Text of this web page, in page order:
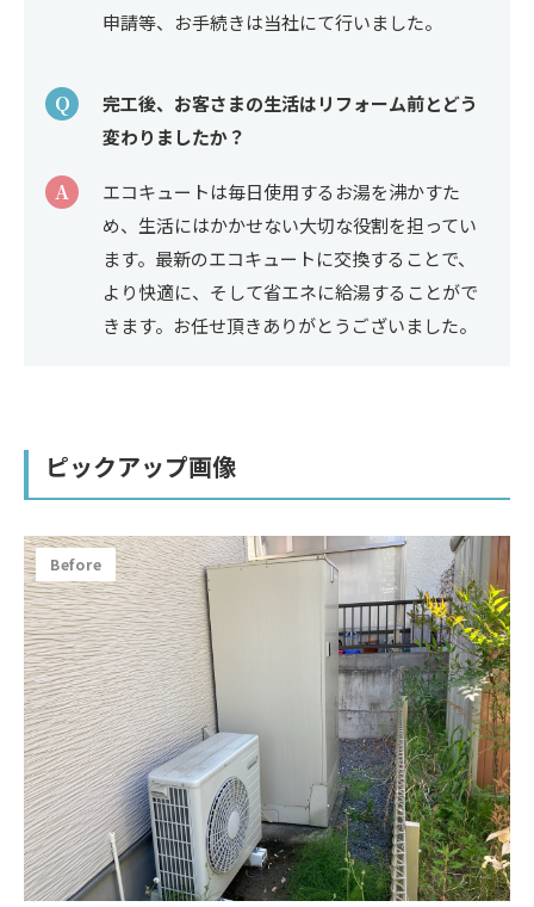
申請等、お手続きは当社にて行いました。
Q
完工後、お客さまの生活はリフォーム前とどう
変わりましたか？
A
エコキュートは毎日使用するお湯を沸かすた
め、生活にはかかせない大切な役割を担ってい
ます。最新のエコキュートに交換することで、
より快適に、そして省エネに給湯することがで
きます。お任せ頂きありがとうございました。
ピックアップ画像
Before